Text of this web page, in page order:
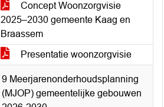
Concept Woonzorgvisie
2025–2030 gemeente Kaag en
Braassem
Presentatie woonzorgvisie
9 Meerjarenonderhoudsplanning
(MJOP) gemeentelijke gebouwen